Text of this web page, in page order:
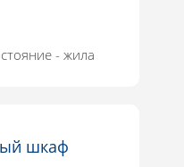
- жила
шкаф